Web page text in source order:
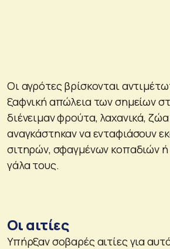
Οι αγρότες βρίσκονται
ξαφνική απώλεια των σημείων
διένειμαν φρούτα, λαχανικά, ζώα
αναγκάστηκαν να ενταφιάσουν
σιτηρών, σφαγμένων κοπαδιών
γάλα τους.
Οι αιτίες
Υπήρξαν σοβαρές αιτίες για